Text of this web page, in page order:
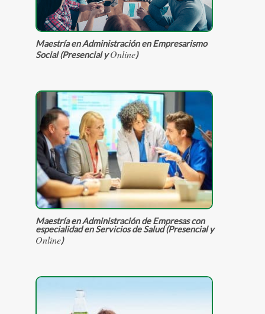
Maestría en Administración en Empresarismo
Social (Presencial yOnline)
Maestría en Administración de Empresas con
especialidad en Servicios de Salud (Presencial y
Online)